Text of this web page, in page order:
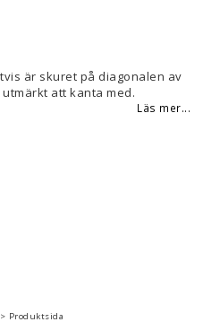
är skuret på diagonalen av
att kanta med.
Läs mer...
Produktsida